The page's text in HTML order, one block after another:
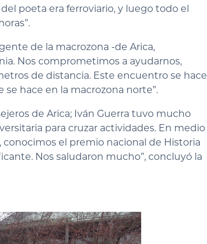
poeta era ferroviario, y luego todo el
de la macrozona -de Arica,
Nos comprometimos a ayudarnos,
de distancia. Este encuentro se hace
se hace en la macrozona norte”.
de Arica; Iván Guerra tuvo mucho
para cruzar actividades. En medio
el premio nacional de Historia
Nos saludaron mucho”, concluyó la